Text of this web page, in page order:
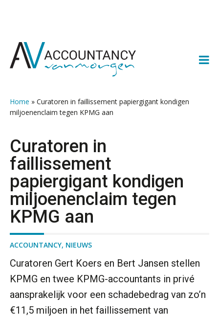
naar
naar
naar
naar
Home » Curatoren in faillissement papiergigant kondigen
miljoenenclaim tegen KPMG aan
Curatoren in
faillissement
papiergigant kondigen
miljoenenclaim tegen
KPMG aan
ACCOUNTANCY, NIEUWS
Curatoren Gert Koers en Bert Jansen stellen
KPMG en twee KPMG-accountants in privé
aansprakelijk voor een schadebedrag van zo’n
€11,5 miljoen in het faillissement van